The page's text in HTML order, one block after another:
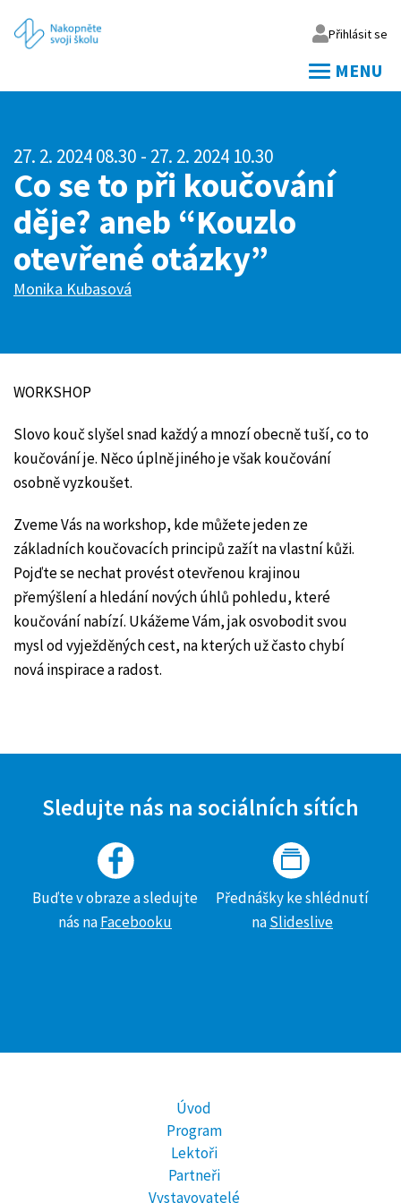
Přihlásit se
Vaše heslo
Přihlásit
MENU
27. 2. 2024 08.30 - 27. 2. 2024 10.30
Co se to při koučování
děje? aneb “Kouzlo
otevřené otázky”
Monika Kubasová
WORKSHOP
Slovo kouč slyšel snad každý a mnozí obecně tuší, co to
koučování je. Něco úplně jiného je však koučování
osobně vyzkoušet.
Zveme Vás na workshop, kde můžete jeden ze
základních koučovacích principů zažít na vlastní kůži.
Pojďte se nechat provést otevřenou krajinou
přemýšlení a hledání nových úhlů pohledu, které
koučování nabízí. Ukážeme Vám, jak osvobodit svou
mysl od vyježděných cest, na kterých už často chybí
nová inspirace a radost.
Sledujte nás na sociálních sítích
Buďte v obraze a sledujte
nás naFacebooku
Přednášky ke shlédnutí
naSlideslive
Úvod
Program
Lektoři
Partneři
Vystavovatelé